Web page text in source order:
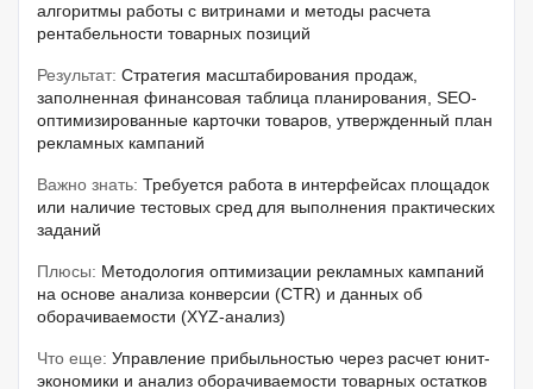
алгоритмы работы с витринами и методы расчета
рентабельности товарных позиций
Результат: Стратегия масштабирования продаж,
заполненная финансовая таблица планирования, SEO-
оптимизированные карточки товаров, утвержденный план
рекламных кампаний
Важно знать: Требуется работа в интерфейсах площадок
или наличие тестовых сред для выполнения практических
заданий
Плюсы: Методология оптимизации рекламных кампаний
на основе анализа конверсии (CTR) и данных об
оборачиваемости (XYZ-анализ)
Что еще: Управление прибыльностью через расчет юнит-
экономики и анализ оборачиваемости товарных остатков